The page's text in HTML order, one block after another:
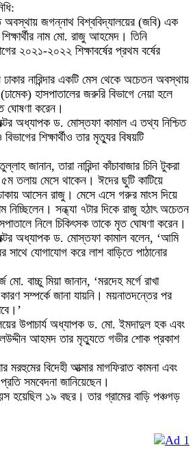
অবস্থায় জগন্নাথ বিশ্ববিদ্যালয়ের (জবি) এক
নাম মো. রাজু আহমেদ। তিনি
২০২১-২০২২ শিক্ষাবর্ষের প্রথম বর্ষের
ঢাকার নারিন্দার একটি মেস থেকে অচেতন অবস্থায়
হাসপাতালের জরুরি বিভাগে নেয়া হলে
ঘোষণা করেন।
অধ্যাপক ড. মোস্তফা কামাল এ তথ্য নিশ্চিত
শিক্ষার্থীও তার মৃত্যুর বিষয়টি
জানান, তারা নারিন্দা কাঁচাবাজার চিনি টুকরা
তলায় মেসে থাকেন। ঈদের ছুটি কাটিয়ে
আসেন রাজু। মেসে এসে গরুর মাংস দিয়ে
নিচ্ছিলেন। সন্ধ্যা ৭টার দিকে রাজু হঠাৎ অচেতন
নিলে চিকিৎসক তাকে মৃত ঘোষণা করেন।
অধ্যাপক ড. মোস্তফা কামাল বলেন, ‘আমি
সাথে যোগাযোগ করে লাশ বাড়িতে পাঠানোর
মো. বাচ্চু মিয়া জানান, ‘মরদেহ মর্গে রাখা
সম্পর্কে জানা যায়নি। ময়নাতদন্তের পর
উপাচার্য অধ্যাপক ড. মো. ইমদাদুল হক এবং
আহমদ তার মৃত্যুতে গভীর শোক প্রকাশ
মরহুমের বিদেহী আত্মার মাগফিরাত কামনা এবং
সমবেদনা জানিয়েছেন।
হয়েছিল ১৯ বছর। তার গ্রামের বাড়ি পঞ্চগড়